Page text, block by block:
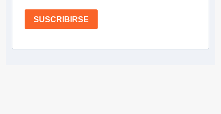
SUSCRIBIRSE